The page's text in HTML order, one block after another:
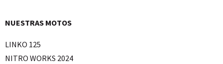
NUESTRAS MOTOS
LINKO 125
NITRO WORKS 2024